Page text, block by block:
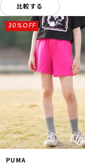
比較する
PUMA
30%OFF